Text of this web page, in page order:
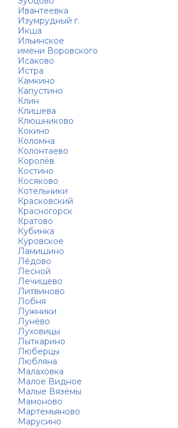
Ивантеевка
Изумрудный г.
Икша
Ильинское
имени Воровского
Исаково
Истра
Камкино
Капустино
Клин
Клишева
Клюшниково
Кокино
Коломна
Колонтаево
Королёв
Костино
Косяково
Котельники
Красковский
Красногорск
Кратово
Кубинка
Куровское
Ламишино
Лёдово
Лесной
Лечищево
Литвиново
Лобня
Лужники
Лунёво
Луховицы
Лыткарино
Люберцы
Любляна
Малаховка
Малое Видное
Малые Вязёмы
Мамоново
Мартемьяново
Марусино